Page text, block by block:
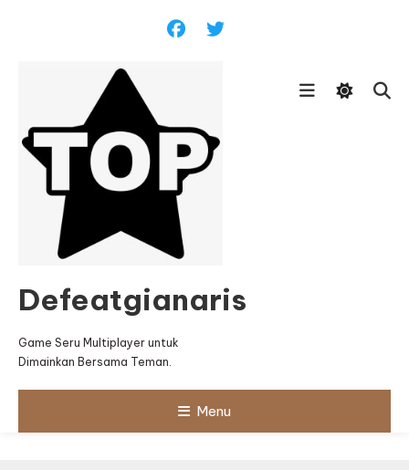
Defeatgianaris
Game Seru Multiplayer untuk
Dimainkan Bersama Teman.
Menu